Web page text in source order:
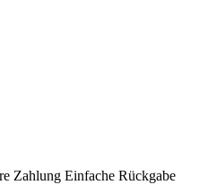
Zahlung Einfache Rückgabe